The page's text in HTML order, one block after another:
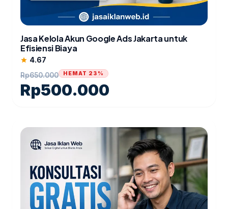
Jasa Kelola Akun Google Ads Jakarta untuk
Efisiensi Biaya
star 4.67
Rp650.000
Rp500.000
HEMAT 23%